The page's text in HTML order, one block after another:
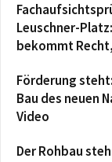
Leuschner-
bekommt
Förderung
Bau des neuen
Video
Der Rohbau